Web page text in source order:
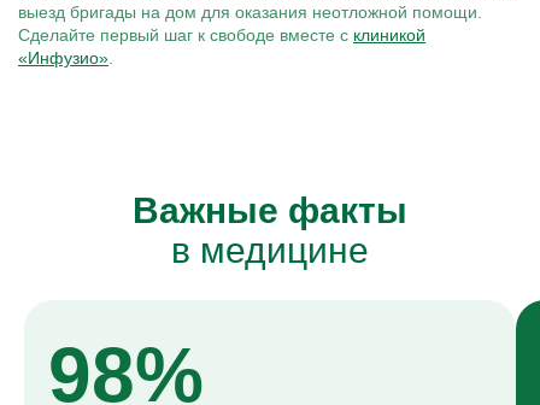
выезд бригады на дом для оказания неотложной помощи.
Сделайте первый шаг к свободе вместе с клиникой
«Инфузио»
Важные факты
в медицине
98%